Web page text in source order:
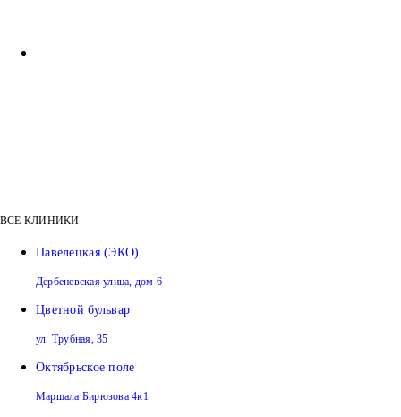
ВСЕ КЛИНИКИ
Павелецкая (ЭКО)
Дербеневская улица, дом 6
Цветной бульвар
ул. Трубная, 35
Октябрьское поле
Маршала Бирюзова 4к1